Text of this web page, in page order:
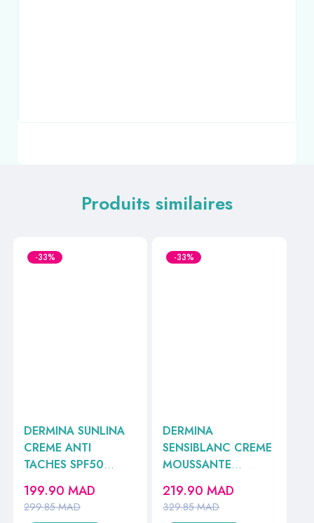
Produits similaires
-33%
DERMINA SUNLINA
CREME ANTI
TACHES SPF50
40ML //
299.85MAD
199.90 MAD
-33%
DERMINA
SENSIBLANC CREME
MOUSSANTE
ECLAIRCISSANTE
200ML
329.85MAD
219.90MAD